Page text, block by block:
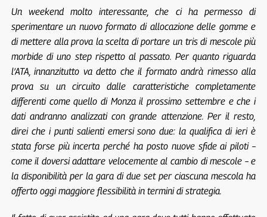
Un weekend molto interessante, che ci ha permesso di
sperimentare un nuovo formato di allocazione delle gomme e
di mettere alla prova la scelta di portare un tris di mescole più
morbide di uno step rispetto al passato. Per quanto riguarda
l’ATA, innanzitutto va detto che il formato andrà rimesso alla
prova su un circuito dalle caratteristiche completamente
differenti come quello di Monza il prossimo settembre e che i
dati andranno analizzati con grande attenzione. Per il resto,
direi che i punti salienti emersi sono due: la qualifica di ieri è
stata forse più incerta perché ha posto nuove sfide ai piloti –
come il doversi adattare velocemente al cambio di mescole – e
la disponibilità per la gara di due set per ciascuna mescola ha
offerto oggi maggiore flessibilità in termini di strategia.